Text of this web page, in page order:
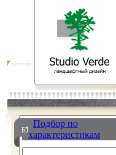
Подбор по
характеристикам